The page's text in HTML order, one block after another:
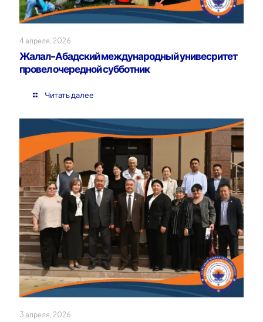
4 апреля, 2026
Жалал-Абадский международный унивесритет
провел очередной субботник
Читать далее
3 апреля, 2026